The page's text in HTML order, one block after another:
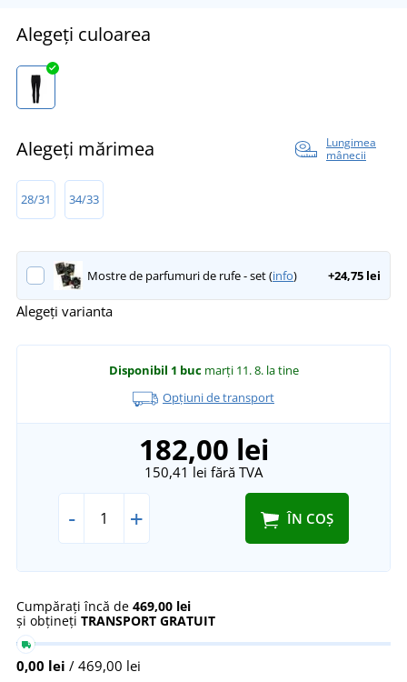
Alegeți culoarea
Alegeți mărimea
Lungimea
mânecii
28/31 34/33
Mostre de parfumuri de rufe - set (info) +24,75 lei
Alegeți varianta
Disponibil 1 buc marți 11. 8. la tine
Opțiuni de transport
182,00 lei
150,41 lei fără TVA
- + ÎN COȘ
Cumpărați încă de 469,00 lei
și obțineți TRANSPORT GRATUIT
0,00 lei / 469,00 lei